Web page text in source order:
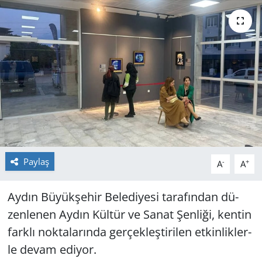
Paylaş A- A+
Aydın Bü­yük­şe­hir Be­le­di­ye­si ta­ra­fın­dan dü­
zen­le­nen Aydın Kül­tür ve Sanat Şen­li­ği, ken­tin
fark­lı nok­ta­la­rın­da ger­çek­leş­ti­ri­len et­kin­lik­ler­
le devam edi­yor.
GÜNDEM
HABERDE İNSAN
KÜLTÜR SANAT
MAGAZİN
POLİTİKA
RESMİ İLANLAR
SAĞLIK
SİYASET